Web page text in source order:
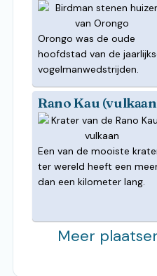
Orongo was de oude
hoofdstad van de
vogelmanwedstrijden.
Rano Kau
Een van de mooiste
ter wereld heeft een
dan een kilometer lang.
Meer